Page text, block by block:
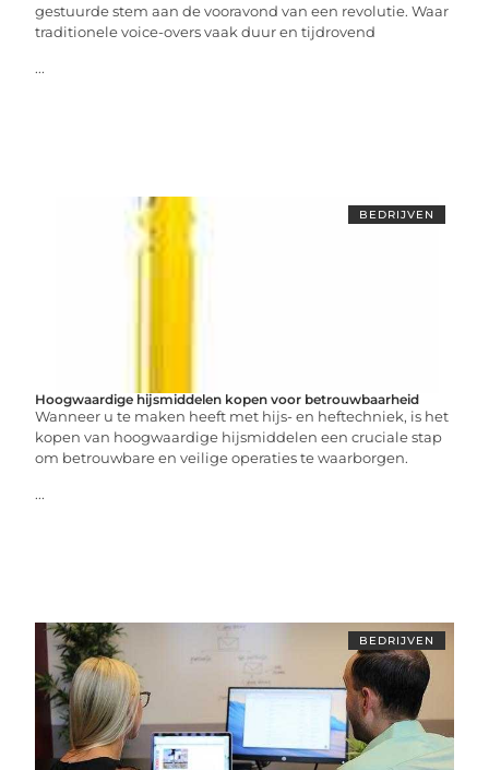
gestuurde stem aan de vooravond van een revolutie. Waar
traditionele voice-overs vaak duur en tijdrovend
...
BEDRIJVEN
Hoogwaardige hijsmiddelen kopen voor betrouwbaarheid
Wanneer u te maken heeft met hijs- en heftechniek, is het
kopen van hoogwaardige hijsmiddelen een cruciale stap
om betrouwbare en veilige operaties te waarborgen.
...
BEDRIJVEN